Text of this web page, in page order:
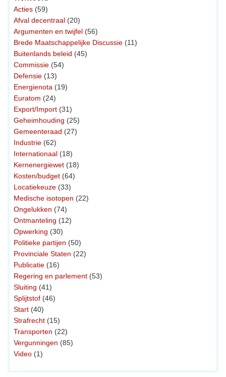
Acties (59)
Afval decentraal (20)
Argumenten en twijfel (56)
Brede Maatschappelijke Discussie (11)
Buitenlands beleid (45)
Commissie (54)
Defensie (13)
Energienota (19)
Euratom (24)
Export/Import (31)
Geheimhouding (25)
Gemeenteraad (27)
Industrie (62)
Internationaal (18)
Kernenergiewet (18)
Kosten/budget (64)
Locatiekeuze (33)
Medische isotopen (22)
Ongelukken (74)
Ontmanteling (12)
Opwerking (30)
Politieke partijen (50)
Provinciale Staten (22)
Publicatie (16)
Regering en parlement (53)
Sluiting (41)
Splijtstof (46)
Start (40)
Strafrecht (15)
Transporten (22)
Vergunningen (85)
Video (1)